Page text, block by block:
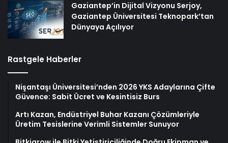
Gaziantep’in Dijital Vizyonu Serjoy,
Gaziantep Üniversitesi Teknopark’tan
Dünyaya Açılıyor
Rastgele Haberler
Nişantaşı Üniversitesi’nden 2026 YKS Adaylarına Çifte
Güvence: Sabit Ücret ve Kesintisiz Burs
Artı Kazan, Endüstriyel Buhar Kazanı Çözümleriyle
Üretim Tesislerine Verimli Sistemler Sunuyor